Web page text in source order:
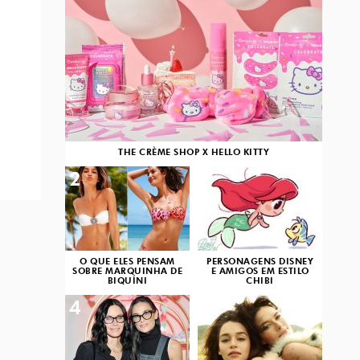
THE CRÈME SHOP X HELLO KITTY
O QUE ELES PENSAM
SOBRE MARQUINHA DE
BIQUÍNI
2
PERSONAGENS DISNEY
E AMIGOS EM ESTILO
CHIBI
3
4